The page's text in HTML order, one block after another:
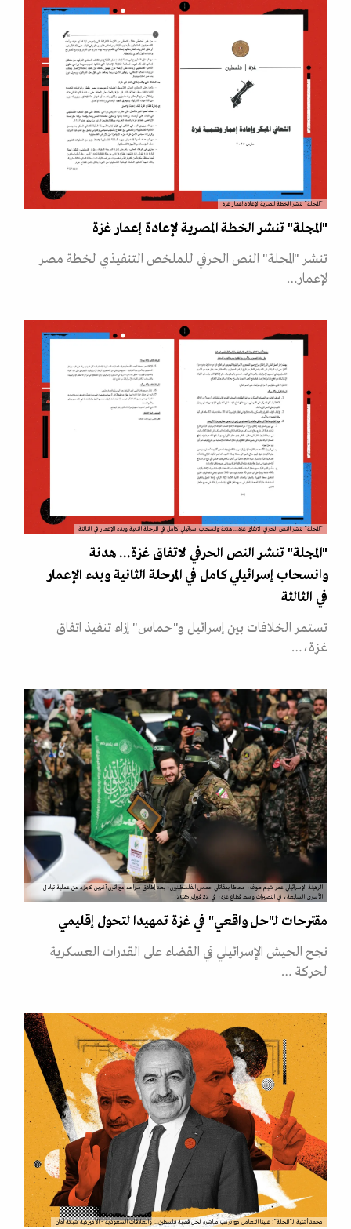
"المجلة" تنشر الخطة المصرية لإعادة إعمار غزة
"المجلة" تنشر الخطة المصرية لإعادة إعمار غزة
تنشر "المجلة" النص الحرفي للملخص التنفيذي لخطة مصر
لإعمار…
"المجلة" تنشر النص الحرفي لاتفاق غزة... هدنة وانسحاب إسرائيلي كامل في المرحلة الثانية وبدء الإعمار في الثالثة
"المجلة" تنشر النص الحرفي لاتفاق غزة... هدنة
وانسحاب إسرائيلي كامل في المرحلة الثانية وبدء الإعمار
في الثالثة
تستمر الخلافات بين إسرائيل و"حماس" إزاء تنفيذ اتفاق
غزة،…
الرهينة الإسرائيلي عمر شيم طوف، محاطا بمقاتلي حماس الفلسطينيين، بعد إطلاق سراحه مع اثنين آخرين كجزء من عملية تبادل
الأسرى السابعة، في النصيرات وسط قطاع غزة، في 22 فبراير 2025
مقترحات لـ"حل واقعي" في غزة تمهيدا لتحول إقليمي
نجح الجيش الإسرائيلي في القضاء على القدرات العسكرية
لحركة …
محمد أشتية لـ"المجلة": علينا التعامل مع ترمب مباشرة لحل قضية فلسطين... والعلاقات السعودية - الأميركية شبكة أمان